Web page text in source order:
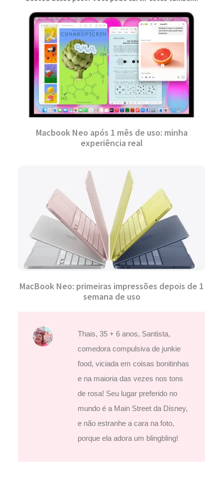
Macbook Neo após 1 mês de uso: minha
experiência real
MacBook Neo: primeiras impressões depois de 1
semana de uso
Thais, 35 + 6 anos, Santista,
comedora compulsiva de junkie
food, viciada em coisas bonitinhas
e na maioria das vezes nos tons
de rosa! Seu lugar preferido no
mundo é a Main Street da Disney,
e não estranhe a cara na foto,
porque ela adora um blingbling!